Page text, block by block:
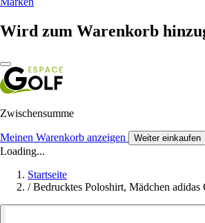
Wird zum Warenkorb
Zwischensumme
Meinen Warenkorb anzeigen Weiter einkaufen
Loading...
Startseite
/ Bedrucktes Poloshirt, Mädchen adidas